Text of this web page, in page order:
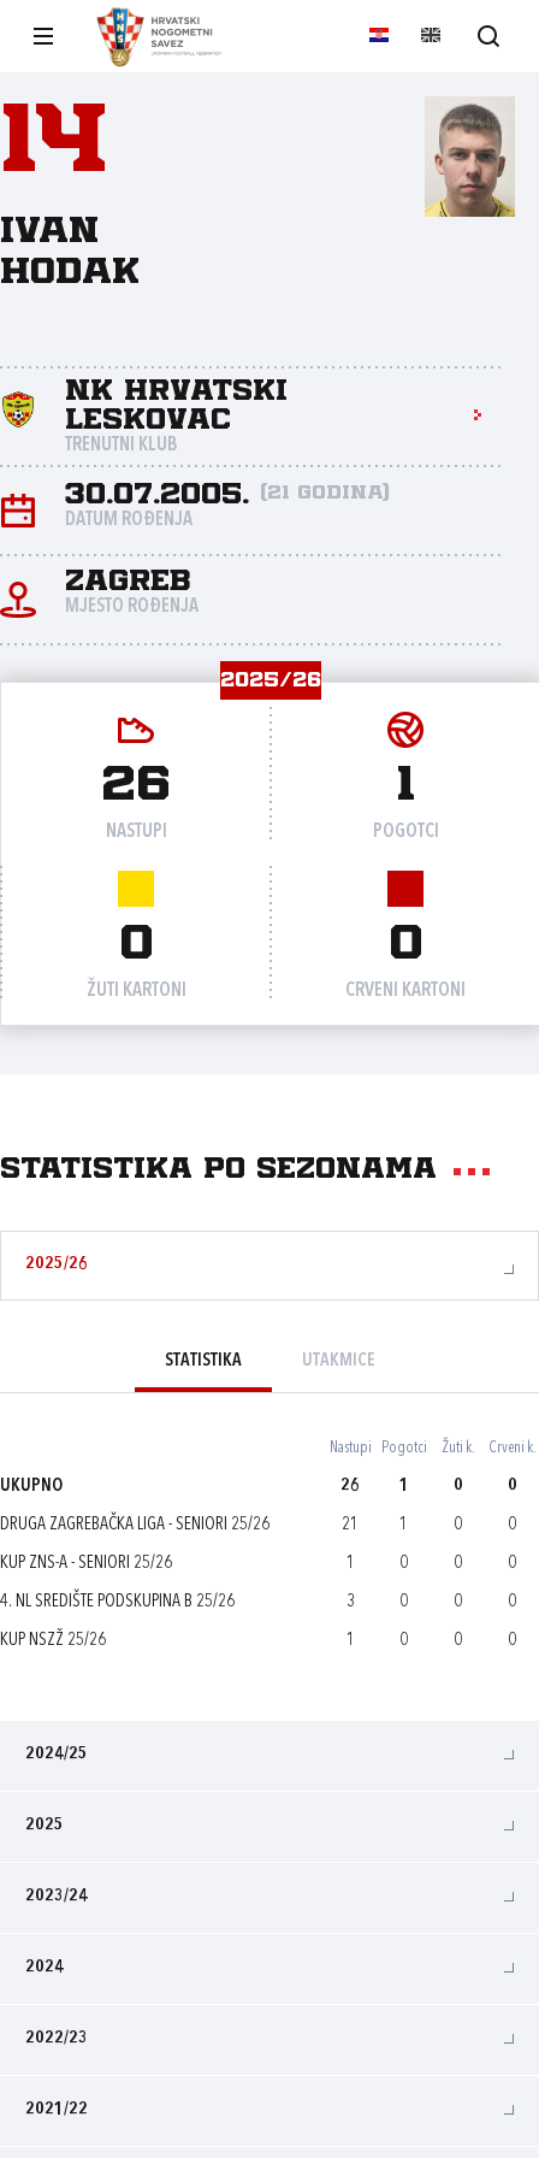
14
Ivan
Hodak
NK Hrvatski
Leskovac
TRENUTNI KLUB
30.07.2005. (21 godina)
DATUM ROĐENJA
Zagreb
MJESTO ROĐENJA
2025/26
26
NASTUPI
1
POGOTCI
0
ŽUTI KARTONI
0
CRVENI KARTONI
Statistika po sezonama
2025/26
STATISTIKA UTAKMICE
Nastupi Pogotci Žuti k. Crveni k.
UKUPNO 26 1 0 0
DRUGA ZAGREBAČKA LIGA - SENIORI 25/26 21 1 0 0
KUP ZNS-A - SENIORI 25/26 1 0 0 0
4. NL SREDIŠTE PODSKUPINA B 25/26 3 0 0 0
KUP NSZŽ 25/26 1 0 0 0
2024/25
2025
2023/24
2024
2022/23
2021/22